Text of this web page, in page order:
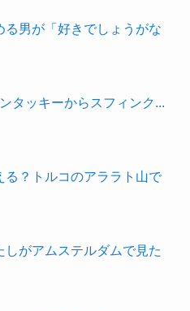
る男が「好きでしょうがな
タッキーからスフィンク...
る？トルコのアララト山で
しがアムステルダムで見た